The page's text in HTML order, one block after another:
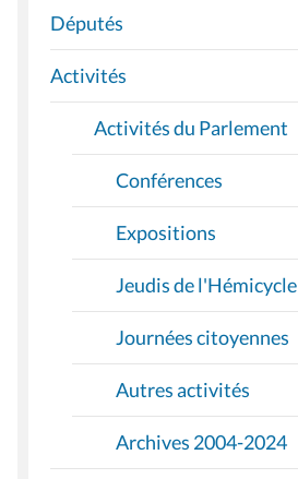
A
T
I
O
Députés
Activités
Activités du Parlement
Conférences
Expositions
Jeudis de l'Hémicycle
Journées citoyennes
Autres activités
Archives 2004-2024